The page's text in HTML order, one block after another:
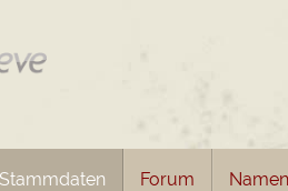
Stammdaten Forum